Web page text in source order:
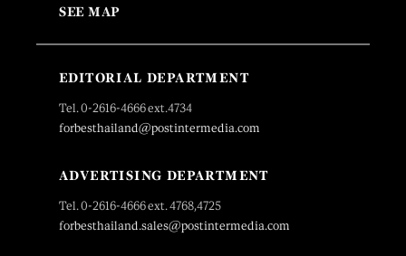
SEE MAP
EDITORIAL DEPARTMENT
Tel. 0-2616-4666 ext.4734
forbesthailand@postintermedia.com
ADVERTISING DEPARTMENT
Tel. 0-2616-4666 ext. 4768,4725
forbesthailand.sales@postintermedia.com